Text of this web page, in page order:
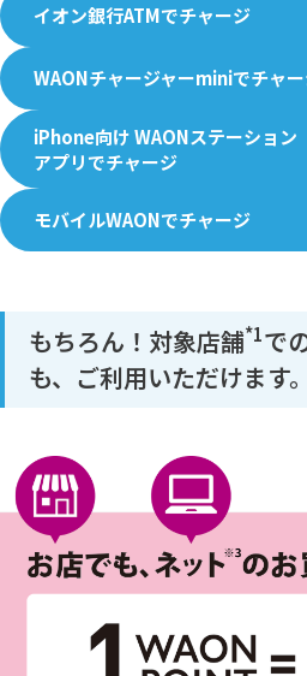
イオン銀行ATMでチャージ
WAONチャージャーminiでチャ
iPhone向け WAONステーション
アプリでチャージ
モバイルWAONでチャージ
もちろん！対象店舗*1で
も、ご利用いただけます。